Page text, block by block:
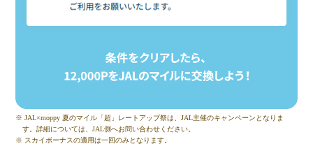
※ JAL×moppy 夏のマイル「超」レートアップ祭は、JAL主催のキャンペーンとなりま
す。詳細については、JAL側へお問い合わせください。
※ スカイボーナスの適用は一回のみとなります。